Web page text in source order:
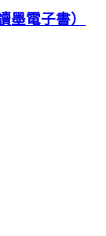
墨電子書）